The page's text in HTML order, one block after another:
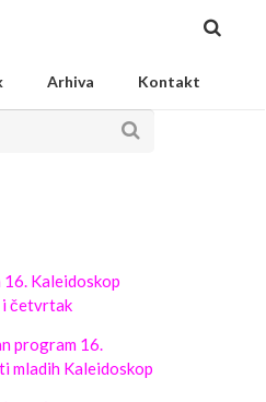
Arhiva Kontakt
Kaleidoskop
i četvrtak
program 16.
mladih Kaleidoskop